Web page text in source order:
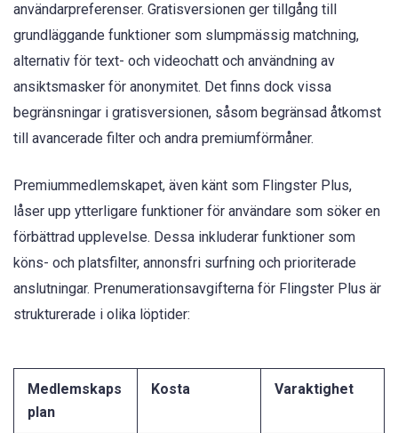
användarpreferenser. Gratisversionen ger tillgång till
grundläggande funktioner som slumpmässig matchning,
alternativ för text- och videochatt och användning av
ansiktsmasker för anonymitet. Det finns dock vissa
begränsningar i gratisversionen, såsom begränsad åtkomst
till avancerade filter och andra premiumförmåner.
Premiummedlemskapet, även känt som Flingster Plus,
låser upp ytterligare funktioner för användare som söker en
förbättrad upplevelse. Dessa inkluderar funktioner som
köns- och platsfilter, annonsfri surfning och prioriterade
anslutningar. Prenumerationsavgifterna för Flingster Plus är
strukturerade i olika löptider:
Medlemskaps
plan
Kosta Varaktighet